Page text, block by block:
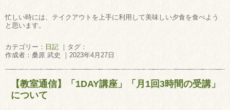
忙しい時には、テイクアウトを上手に利用して美味しい夕食を食べよう
と思います。
カテゴリー： 日記 ｜タグ：
作成者：桑原 武史 ｜2023年4月27日
【教室通信】「1DAY講座」「月1回3時間の受講」
について